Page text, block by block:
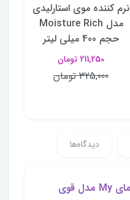
نرم کننده موی استارلیدی
مدل Moisture Rich
حجم 400 میلی لیتر
211,250 تومان
325,000 تومان
دیدگاه‌ها
نرم‌کننده و ترمیم‌کننده مو مای My مدل قوی